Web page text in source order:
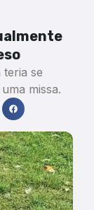
teria se
missa.